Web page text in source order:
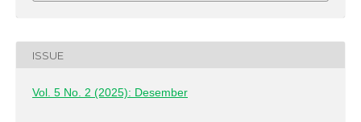
ISSUE
Vol. 5 No. 2 (2025): Desember